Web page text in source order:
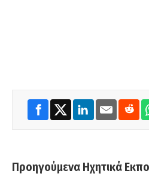
Προηγούμενα Ηχητικά